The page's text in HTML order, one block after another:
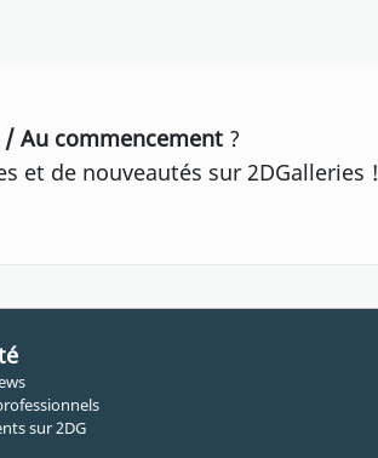
Au commencement ?
et de nouveautés sur 2DGalleries !
sur 2DG